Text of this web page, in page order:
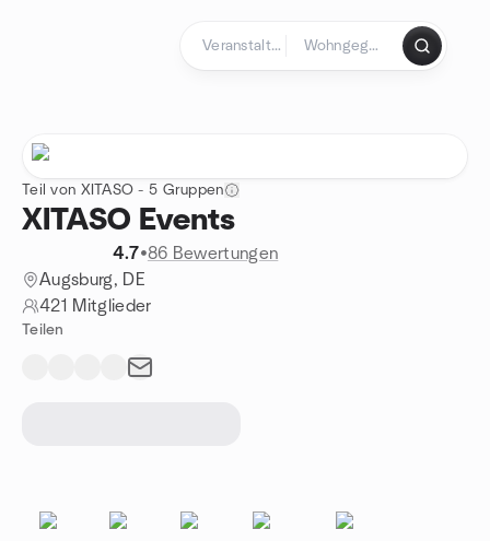
Teil von XITASO - 5 Gruppen
XITASO Events
4.7•86 Bewertungen
Augsburg, DE
421 Mitglieder
Teilen